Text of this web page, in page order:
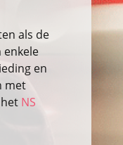
als de
enkele
en
met
NS